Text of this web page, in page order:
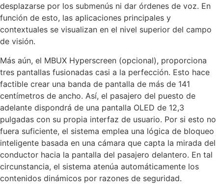
desplazarse por los submenús ni dar órdenes de voz. En
función de esto, las aplicaciones principales y
contextuales se visualizan en el nivel superior del campo
de visión.
Más aún, el MBUX Hyperscreen (opcional), proporciona
tres pantallas fusionadas casi a la perfección. Esto hace
factible crear una banda de pantalla de más de 141
centímetros de ancho. Así, el pasajero del puesto de
adelante dispondrá de una pantalla OLED de 12,3
pulgadas con su propia interfaz de usuario. Por si esto no
fuera suficiente, el sistema emplea una lógica de bloqueo
inteligente basada en una cámara que capta la mirada del
conductor hacia la pantalla del pasajero delantero. En tal
circunstancia, el sistema atenúa automáticamente los
contenidos dinámicos por razones de seguridad.